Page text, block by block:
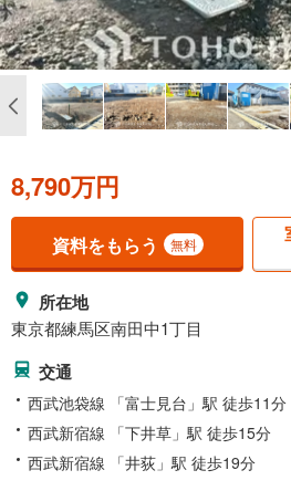
8,790万円
資料をもらう 無料
所在地
東京都練馬区南田中1丁目
交通
西武池袋線 「富士見台」駅 徒歩11分
西武新宿線 「下井草」駅 徒歩15分
西武新宿線 「井荻」駅 徒歩19分